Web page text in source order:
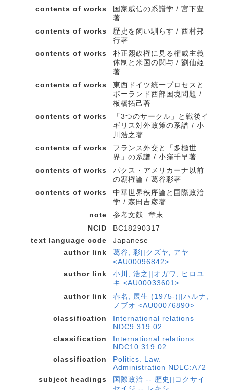
contents of works
国家威信の系譜学 / 宮下豊
著
contents of works
歴史を飼い馴らす / 西村邦
行著
contents of works
朴正熙政権に見る権威主義
体制と米国の関与 / 劉仙姫
著
contents of works
東西ドイツ統一プロセスと
ポーランド西部国境問題 /
板橋拓己著
contents of works
「3つのサークル」と戦後イ
ギリス対外政策の系譜 / 小
川浩之著
contents of works
フランス外交と「多極世
界」の系譜 / 小窪千早著
contents of works
パクス・アメリカーナ以前
の覇権論 / 葛谷彩著
contents of works
中華世界秩序論と国際政治
学 / 森田吉彦著
note
参考文献: 章末
NCID
BC18290317
text language code
Japanese
author link
葛谷, 彩||クズヤ, アヤ
<AU00096842>
author link
小川, 浩之||オガワ, ヒロユ
キ <AU00033601>
author link
春名, 展生 (1975-)||ハルナ,
ノブオ <AU00076890>
classification
International relations
NDC9:319.02
classification
International relations
NDC10:319.02
classification
Politics. Law.
Administration NDLC:A72
subject headings
国際政治 -- 歴史||コクサイ